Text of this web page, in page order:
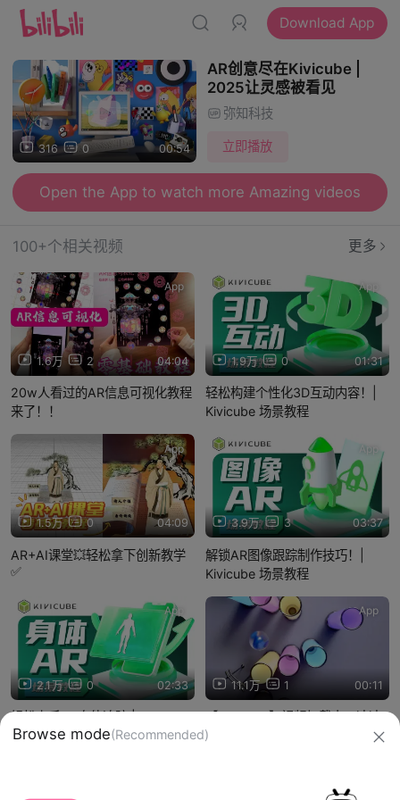
Download App
316 0 00:54
AR创意尽在Kivicube |
2025让灵感被看见
弥知科技
立即播放
Open the App to watch more Amazing videos
100+个相关视频 更多
1.6万 2 04:04
App
20w人看过的AR信息可视化教程
来了！！
1.9万 0 01:31
App
轻松构建个性化3D互动内容！|
Kivicube 场景教程
1.5万 0 04:09
App
AR+AI课堂💥轻松拿下创新教学
✅
3.9万 3 03:37
App
解锁AR图像跟踪制作技巧！|
Kivicube 场景教程
2.1万 0 02:33
App
轻松上手AR身体追踪 | Kivicube
场景教程
11.1万 1 00:11
App
【3DArtoo】视频加载中，速速
查收惊喜！